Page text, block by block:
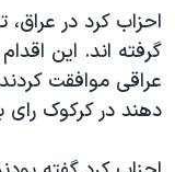
صفحه
اصلی
جهش
به
جستجو
جهان
ورزشی
گزیده‌ها
صفحه‌های ویژه
جام جهانی ۲۰۲۶
عملیات خشم حماسی
فرکانس‌های صدای
پخش رادیویی
گرفته اند. اين
عراقی موافقت
دهند در کرکوک رای